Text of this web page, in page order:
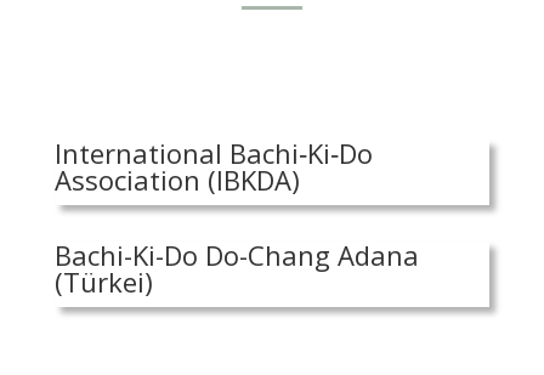
International Bachi‐Ki‐Do
Association (IBKDA)
Bachi-Ki-Do Do-Chang Adana
(Türkei)